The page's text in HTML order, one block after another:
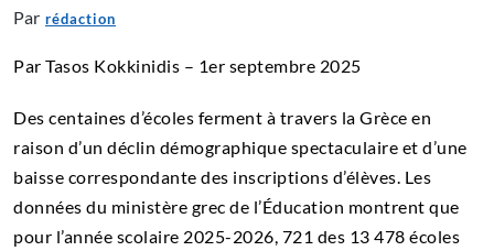
Par rédaction
Par Tasos Kokkinidis – 1er septembre 2025
Des centaines d’écoles ferment à travers la Grèce en
raison d’un déclin démographique spectaculaire et d’une
baisse correspondante des inscriptions d’élèves. Les
données du ministère grec de l’Éducation montrent que
pour l’année scolaire 2025-2026, 721 des 13 478 écoles